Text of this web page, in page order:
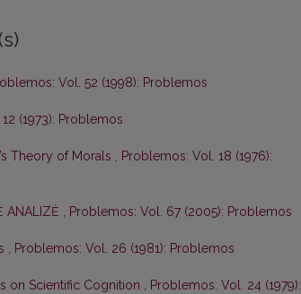
Vol. 52 (1998): Problemos
(1973): Problemos
Theory of Morals , Problemos: Vol. 18 (1976):
ANALIZĖ , Problemos: Vol. 67 (2005): Problemos
, Problemos: Vol. 26 (1981): Problemos
on Scientific Cognition , Problemos: Vol. 24 (1979):